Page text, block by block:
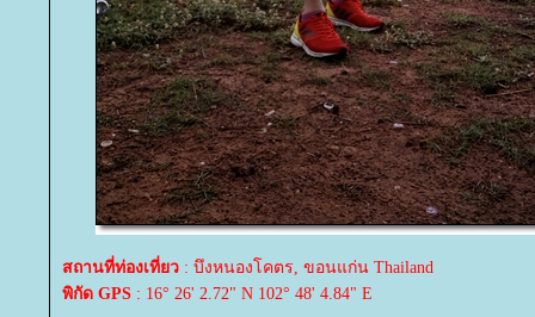
สถานที่ท่องเที่ยว : บึงหนองโคตร, ขอนแก่น Thailand
พิกัด GPS : 16° 26' 2.72" N 102° 48' 4.84" E